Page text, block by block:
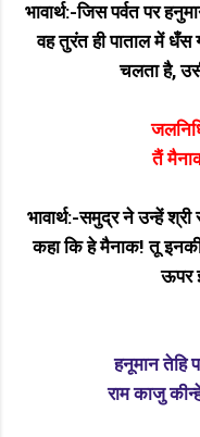
भावार्थ:-जिस पर्वत पर
वह तुरंत ही पाताल में
चलता है,
तैं
भावार्थ:-समुद्र ने उन्हें
कहा कि हे मैनाक! तू
ऊपर
हनूमान तेहि
राम काजु